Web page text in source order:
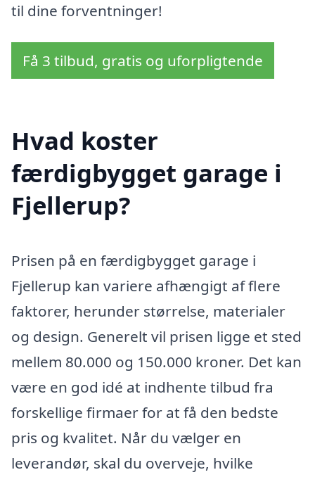
til dine forventninger!
Få 3 tilbud, gratis og uforpligtende
Hvad koster
færdigbygget garage i
Fjellerup?
Prisen på en færdigbygget garage i
Fjellerup kan variere afhængigt af flere
faktorer, herunder størrelse, materialer
og design. Generelt vil prisen ligge et sted
mellem 80.000 og 150.000 kroner. Det kan
være en god idé at indhente tilbud fra
forskellige firmaer for at få den bedste
pris og kvalitet. Når du vælger en
leverandør, skal du overveje, hvilke